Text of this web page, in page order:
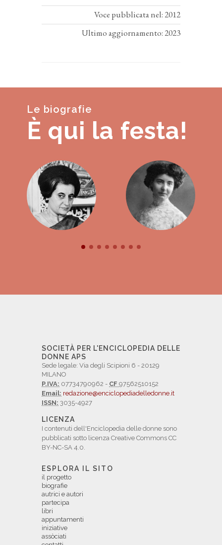
Voce pubblicata nel: 2012
Ultimo aggiornamento: 2023
Le biografie
È qui la festa!
SOCIETÀ PER L'ENCICLOPEDIA DELLE
DONNE APS
Sede legale: Via degli Scipioni 6 - 20129
MILANO
P.IVA: 07734790962 - CF 97562510152
Email: redazione@enciclopediadelledonne.it
ISSN: 3035-4927
LICENZA
I contenuti dell'Enciclopedia delle donne sono
pubblicati sotto licenza Creative Commons CC
BY-NC-SA 4.0.
ESPLORA IL SITO
il progetto
biografie
autrici e autori
partecipa
libri
appuntamenti
iniziative
assòciati